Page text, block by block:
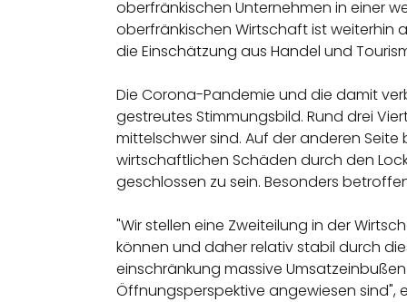
oberfränkischen Unternehmen in einer
oberfränkischen Wirtschaft ist weiterhin
die Einschätzung aus Handel und
Die Corona-Pandemie und die damit
gestreutes Stimmungsbild. Rund drei
mittelschwer sind. Auf der anderen
wirtschaftlichen Schäden durch den
geschlossen zu sein. Besonders
"Wir stellen eine Zweiteilung in der
können und daher relativ stabil durch
einschränkung massive
Öffnungsperspektive angewiesen sind",